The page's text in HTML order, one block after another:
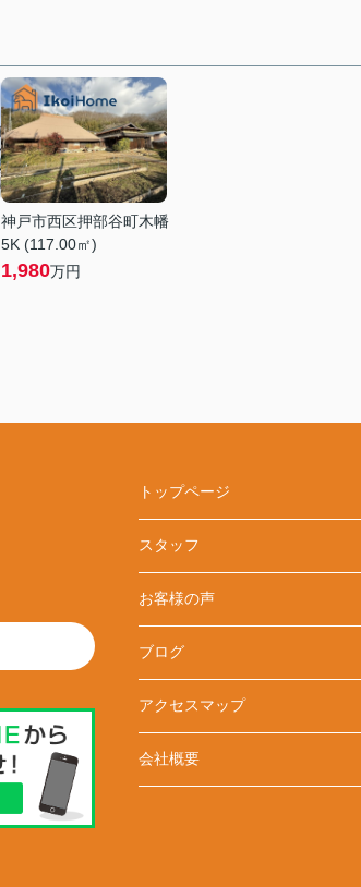
神戸市西区押部谷町木幡
5K (117.00㎡)
1,980万円
トップページ
スタッフ
お客様の声
ブログ
アクセスマップ
会社概要